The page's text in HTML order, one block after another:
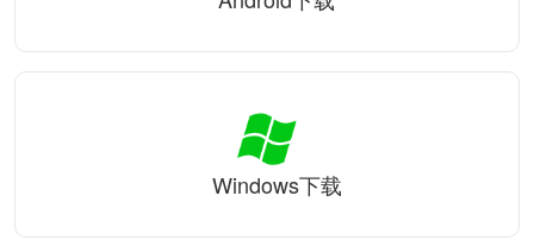
Windows下载